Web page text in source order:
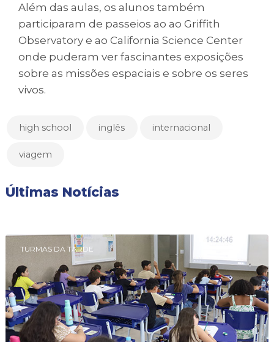
Além das aulas, os alunos também
participaram de passeios ao ao Griffith
Observatory e ao California Science Center
onde puderam ver fascinantes exposições
sobre as missões espaciais e sobre os seres
vivos.
high school inglês internacional
viagem
Últimas Notícias
TURMAS DA TARDE